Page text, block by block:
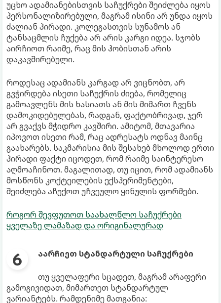
უცხო ადამიანებისთვის საჩუქრები შეიძლება იყოს
პერსონალიზირებული, მაგრამ ისინი არ უნდა იყოს
ძალიან პირადი. კოლეგასთვის სუნამოს ან
ტანსაცმლის ჩუქება არ არის კარგი იდეა. სჯობს
აირჩიოთ რაიმე, რაც მის ჰობისთან არის
დაკავშირებული.
როდესაც ადამიანს კარგად არ ვიცნობთ, არ
გვჭირდება ისეთი საჩუქრის ძიება, რომელიც
გამოავლენს მის ხასიათს ან მის მიმართ ჩვენს
დამოკიდებულებას, რადგან, ფაქტობრივად, ჯერ
არ გვაქვს მჭიდრო კავშირი. ამიტომ, მთავარია
იპოვოთ ისეთი რამ, რაც ადრესატს ოდნავ მაინც
გაახარებს. საკმარისია მის შესახებ მხოლოდ ერთი
პირადი ფაქტი იცოდეთ, რომ რაიმე საინტერესო
აღმოაჩინოთ. მაგალითად, თუ იცით, რომ ადამიანს
მოსწონს კოქტეილების ექსპერიმენტები,
შეიძლება აჩუქოთ უჩვეულო ყინულის ფორმები.
როგორ შევფუთოთ საახალწლო საჩუქრები
ყველაზე ლამაზად და ორიგინალურად
აარჩიეთ სტანდარტული საჩუქრები
თუ ყველაფერი სცადეთ, მაგრამ არაფერი
გამოგივიდათ, მიმართეთ სტანდარტულ
ვარიანტებს. რამდენიმე მათგანია: